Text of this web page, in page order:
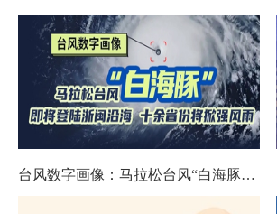
台风数字画像：马拉松台风“白海豚”将影响十余省份